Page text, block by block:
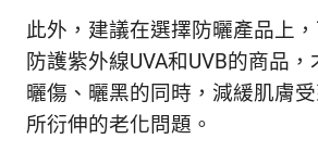
此外，建議在選擇防曬產品上
防護紫外線UVA和UVB的商品
曬傷、曬黑的同時，減緩肌膚受
所衍伸的老化問題。